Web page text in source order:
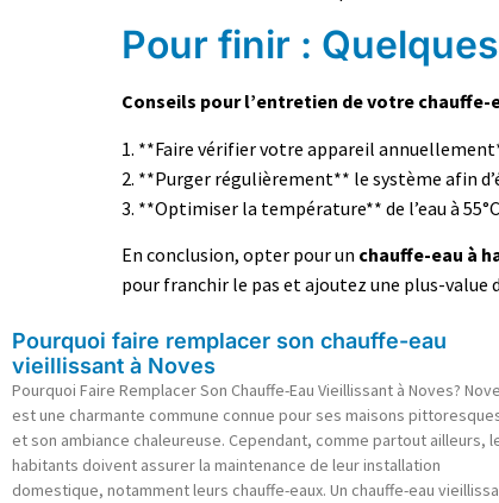
Pour finir :
Conseils pour l’entretien de votre chauffe-
1. **Faire vérifier votre appareil
2. **Purger régulièrement** le système afin
3. **Optimiser la température** de l’eau à
En conclusion, opter pour un chauffe-eau à
pour franchir le pas et ajoutez une plus-value
Pourquoi faire remplacer son chauffe-eau
vieillissant à Noves
Pourquoi Faire Remplacer Son Chauffe-Eau Vieillissant à Noves?
est une charmante commune connue pour ses maisons
et son ambiance chaleureuse. Cependant, comme partout ailleurs,
habitants doivent assurer la maintenance de leur installation
domestique, notamment leurs chauffe-eaux. Un chauffe-eau